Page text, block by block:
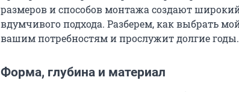
размеров и способов монтажа создают
вдумчивого подхода. Разберем, как выбрать
вашим потребностям и прослужит долгие годы.
Форма, глубина и материал